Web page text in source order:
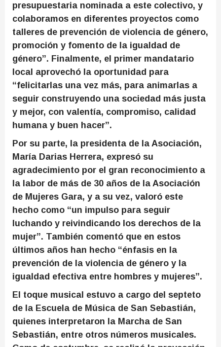
presupuestaria nominada a este colectivo, y
colaboramos en diferentes proyectos como
talleres de prevención de violencia de género,
promoción y fomento de la igualdad de
género”. Finalmente, el primer mandatario
local aprovechó la oportunidad para
“felicitarlas una vez más, para animarlas a
seguir construyendo una sociedad más justa
y mejor, con valentía, compromiso, calidad
humana y buen hacer”.
Por su parte, la presidenta de la Asociación,
María Darias Herrera, expresó su
agradecimiento por el gran reconocimiento a
la labor de más de 30 años de la Asociación
de Mujeres Gara, y a su vez, valoró este
hecho como “un impulso para seguir
luchando y reivindicando los derechos de la
mujer”. También comentó que en estos
últimos años han hecho “énfasis en la
prevención de la violencia de género y la
igualdad efectiva entre hombres y mujeres”.
El toque musical estuvo a cargo del septeto
de la Escuela de Música de San Sebastián,
quienes interpretaron la Marcha de San
Sebastián, entre otros números musicales.